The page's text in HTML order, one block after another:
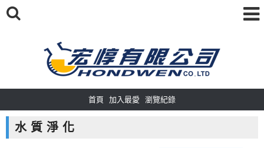
首頁 加入最愛 瀏覽紀錄
水 質 淨 化